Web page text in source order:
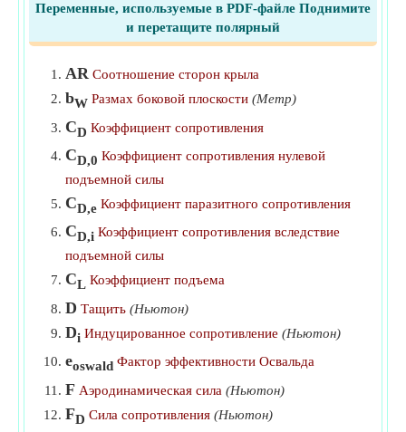
Коэффициент сопротивления за счет подъемной силы
​Идти
Коэффициент сопротивления паразитов при нулевой
подъемной силе
Коэффициент сопротивления при заданном
сопротивлении
Коэффициент сопротивления с учетом силы
сопротивления
​Идти
Перетащите с заданным коэффициентом
сопротивления
Поднимите с заданным коэффициентом лобового
сопротивления
Подъем с учетом индуктивного сопротивления ​Идти
Подъем с учетом коэффициента подъема
Подъемная сила с заданной аэродинамической силой
Переменные, используемые в PDF-файле Поднимите
и перетащите полярный
AR Соотношение сторон крыла
bW Размах боковой плоскости (Метр)
CD Коэффициент сопротивления
CD,0 Коэффициент сопротивления нулевой
подъемной силы
CD,e Коэффициент паразитного сопротивления
CD,i Коэффициент сопротивления вследствие
подъемной силы
CL Коэффициент подъема
D Тащить (Ньютон)
Di Индуцированное сопротивление (Ньютон)
eoswald Фактор эффективности Освальда
F Аэродинамическая сила (Ньютон)
FD Сила сопротивления (Ньютон)